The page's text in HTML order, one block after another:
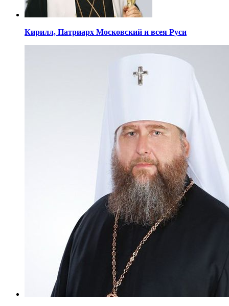
Кирилл, Патриарх Московский и всея Руси